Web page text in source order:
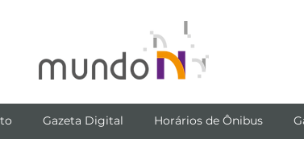
Gazeta Digital Horários de Ônibus